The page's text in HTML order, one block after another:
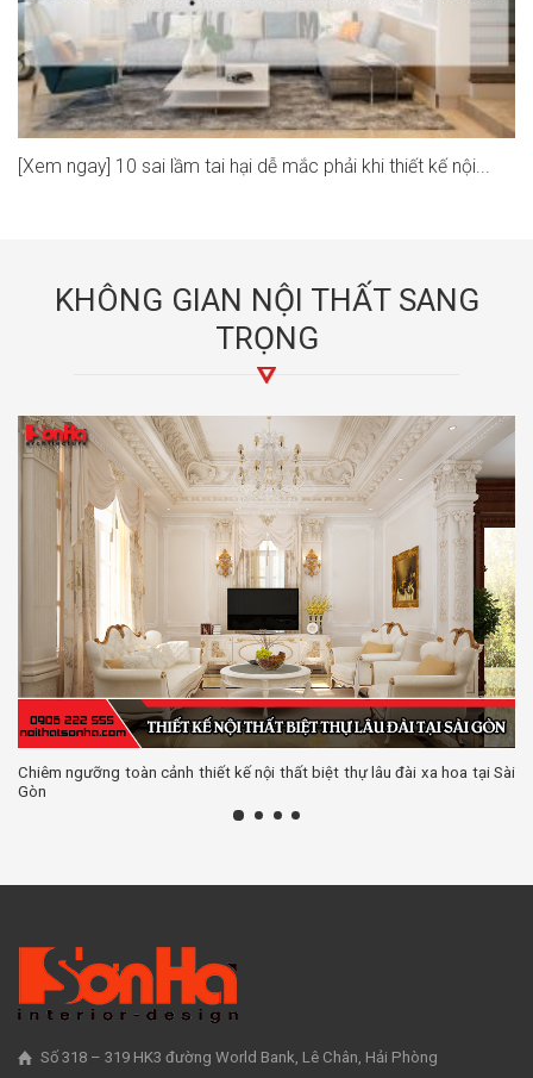
[Xem ngay] 10 sai lầm tai hại dễ mắc phải khi thiết kế nội...
KHÔNG GIAN NỘI THẤT SANG
TRỌNG
Chiêm ngưỡng toàn cảnh thiết kế nội thất biệt thự lâu đài xa hoa tại Sài
Gòn
Số 318 – 319 HK3 đường World Bank, Lê Chân, Hải Phòng